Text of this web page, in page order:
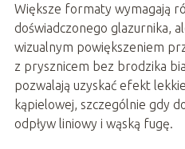
Większe formaty wymagają
doświadczonego glazurnika,
wizualnym powiększeniem
z prysznicem bez brodzika
pozwalają uzyskać efekt
kąpielowej, szczególnie gdy
odpływ liniowy i wąską fugę.